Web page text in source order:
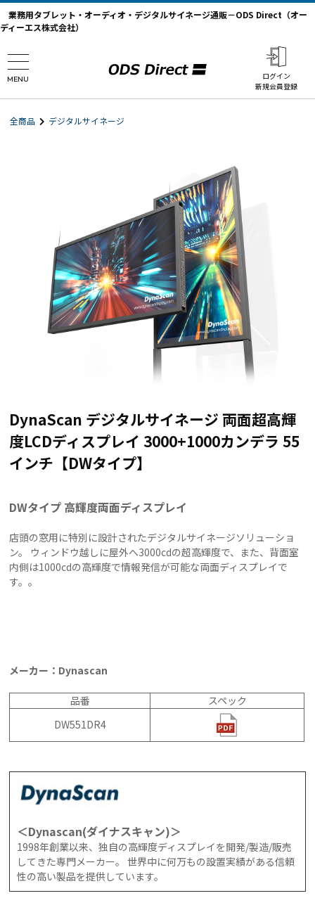
業務用タブレット・オーディオ・デジタルサイネージ通販－ODS Direct（オー
ディーエス株式会社）
MENU
ログイン
新規会員登録
全商品 デジタルサイネージ
DynaScan デジタルサイネージ 両面超高輝
度LCDディスプレイ 3000+1000カンデラ 55
インチ【DWタイプ】
DWタイプ 高輝度両面ディスプレイ
店頭の窓用に特別に設計されたデジタルサイネージソリューショ
ン。 ウィンドウ越しに屋外へ3000cdの超高輝度で、また、背面室
内側は1000cdの高輝度で情報発信が可能な両面ディスプレイで
す。。
メーカー：Dynascan
品番
スペック
DW551DR4
＜Dynascan(ダイナスキャン)＞
1998年創業以来、独自の高輝度ディスプレイを開発/製造/販売
してきた専門メーカー。 世界中に何万もの設置実績がある信頼
性の高い製品を提供しています。